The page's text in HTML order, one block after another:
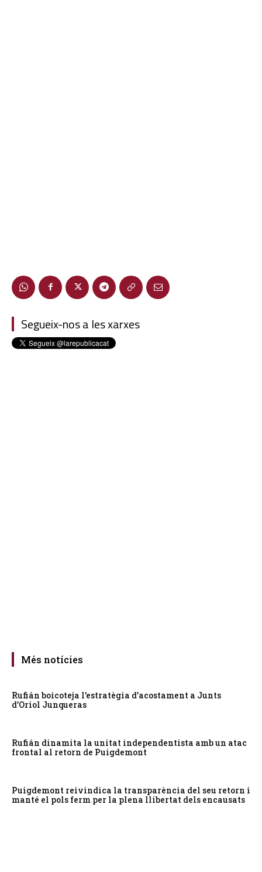
Segueix-nos a les xarxes
Més notícies
Rufián boicoteja l’estratègia d’acostament a Junts
d’Oriol Junqueras
Rufián dinamita la unitat independentista amb un atac
frontal al retorn de Puigdemont
Puigdemont reivindica la transparència del seu retorn i
manté el pols ferm per la plena llibertat dels encausats